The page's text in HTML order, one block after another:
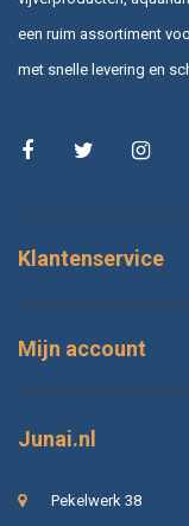
een ruim assortiment
met snelle levering en
Klantenservice
Mijn account
Junai.nl
Pekelwerk 38